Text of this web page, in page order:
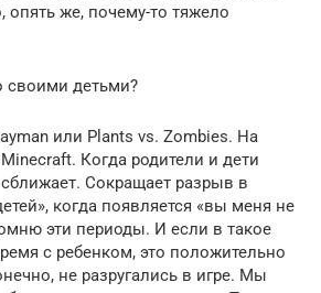
опять же, почему-то тяжело
своими детьми?
или Plants vs. Zombies. На
Когда родители и дети
сближает. Сокращает разрыв в
когда появляется «вы меня не
эти периоды. И если в такое
с ребенком, это положительно
не разругались в игре. Мы